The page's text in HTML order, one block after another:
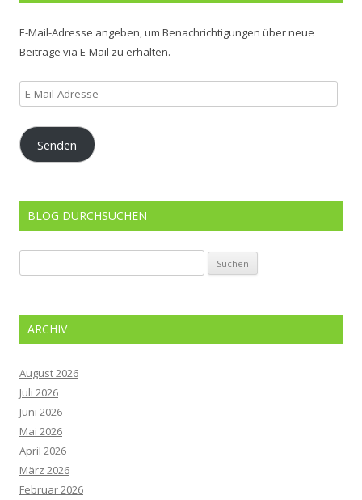
E-Mail-Adresse angeben, um Benachrichtigungen über neue
Beiträge via E-Mail zu erhalten.
E-
Mail-
Adresse
Senden
BLOG DURCHSUCHEN
nach:
ARCHIV
August 2026
Juli 2026
Juni 2026
Mai 2026
April 2026
März 2026
Februar 2026